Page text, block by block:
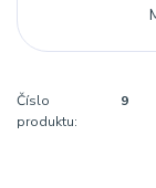
Číslo
produktu:
9